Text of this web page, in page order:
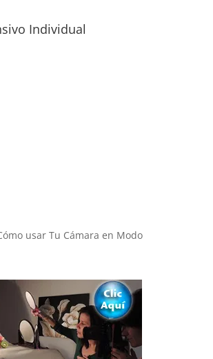
Individual
usar Tu Cámara en Modo